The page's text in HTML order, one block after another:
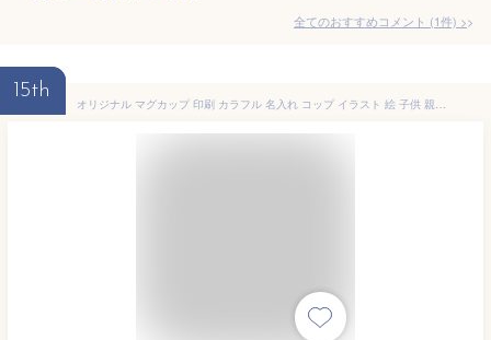
全てのおすすめコメント (1件) >
15th
オリジナル マグカップ 印刷 カラフル 名入れ コップ イラスト 絵 子供 親子 お揃い 兄弟 姉妹 歯磨き 割れない プラスチック 耐熱 軽量 軽い 持ちやすい 名入れ 名前入り 可愛い かわいい 北欧 柄 ホワイト 白 ギフト プレゼント ラッピング 子供用コップ 内祝い 送料無料